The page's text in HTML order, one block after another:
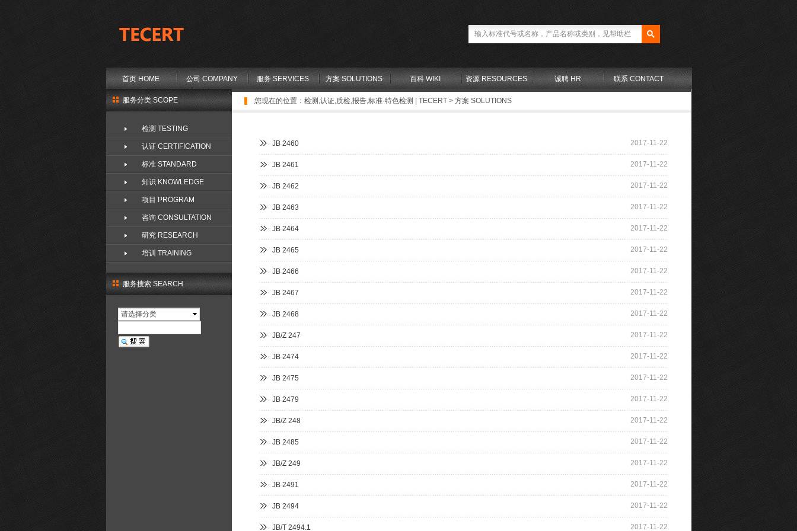
首页 HOME 公司 COMPANY 服务 SERVICES 方案 SOLUTIONS 百科 WIKI 资源 RESOURCES 诚聘 HR 联系 CONTACT
您现在的位置： 检测,认证,质检,报告,标准-特色检测 | TECERT > 方案 SOLUTIONS
服务搜索 SEARCH
请选择分类
服务分类 SCOPE
检测 TESTING
认证 CERTIFICATION
标准 STANDARD
知识 KNOWLEDGE
项目 PROGRAM
咨询 CONSULTATION
研究 RESEARCH
培训 TRAINING
JB 2460 2017-11-22
JB 2461 2017-11-22
JB 2462 2017-11-22
JB 2463 2017-11-22
JB 2464 2017-11-22
JB 2465 2017-11-22
JB 2466 2017-11-22
JB 2467 2017-11-22
JB 2468 2017-11-22
JB/Z 247 2017-11-22
JB 2474 2017-11-22
JB 2475 2017-11-22
JB 2479 2017-11-22
JB/Z 248 2017-11-22
JB 2485 2017-11-22
JB/Z 249 2017-11-22
JB 2491 2017-11-22
JB 2494 2017-11-22
JB/T 2494.1 2017-11-22